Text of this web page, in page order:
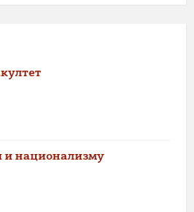
и национализму